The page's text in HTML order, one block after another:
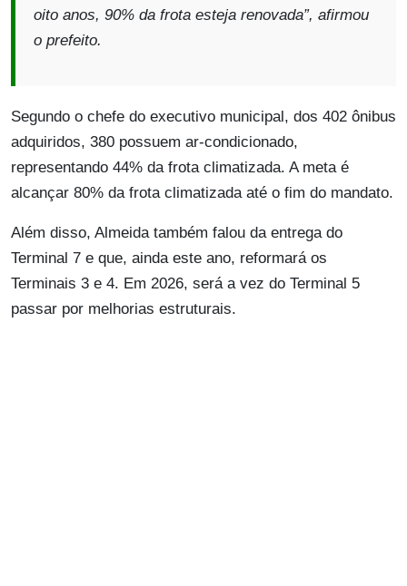
oito anos, 90% da frota esteja renovada”, afirmou
o prefeito.
Segundo o chefe do executivo municipal, dos 402 ônibus
adquiridos, 380 possuem ar-condicionado,
representando 44% da frota climatizada. A meta é
alcançar 80% da frota climatizada até o fim do mandato.
Além disso, Almeida também falou da entrega do
Terminal 7 e que, ainda este ano, reformará os
Terminais 3 e 4. Em 2026, será a vez do Terminal 5
passar por melhorias estruturais.